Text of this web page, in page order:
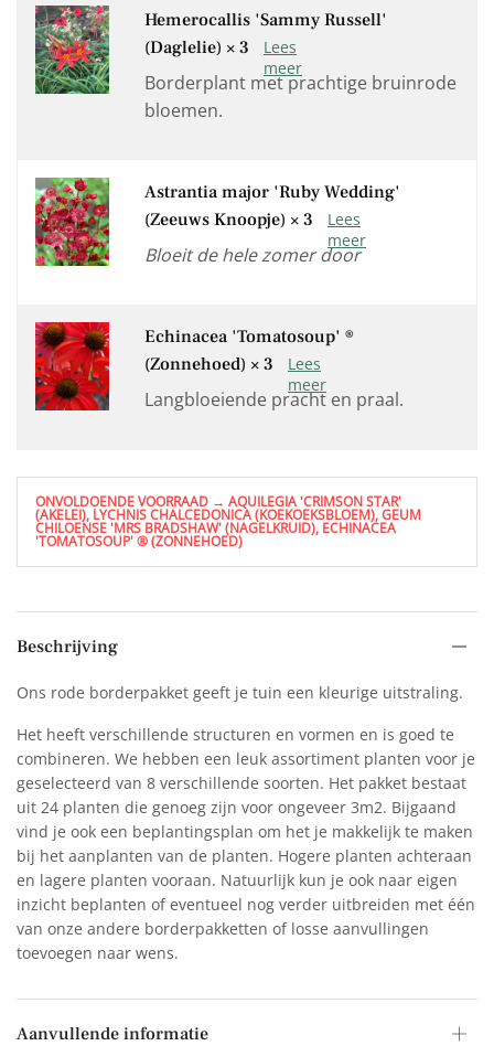
Hemerocallis 'Sammy Russell'
(Daglelie) × 3
Borderplant met prachtige bruinrode
bloemen.
Astrantia major 'Ruby Wedding'
(Zeeuws Knoopje) × 3
Bloeit de hele zomer door
Echinacea 'Tomatosoup' ®
(Zonnehoed) × 3
Langbloeiende pracht en praal.
ONVOLDOENDE VOORRAAD → AQUILEGIA 'CRIMSON STAR'
(AKELEI), LYCHNIS CHALCEDONICA (KOEKOEKSBLOEM), GEUM
CHILOENSE 'MRS BRADSHAW' (NAGELKRUID), ECHINACEA
'TOMATOSOUP' ® (ZONNEHOED)
Beschrijving
Ons rode borderpakket geeft je tuin een kleurige uitstraling.
Het heeft verschillende structuren en vormen en is goed te
combineren. We hebben een leuk assortiment planten voor je
geselecteerd van 8 verschillende soorten. Het pakket bestaat
uit 24 planten die genoeg zijn voor ongeveer 3m2. Bijgaand
vind je ook een beplantingsplan om het je makkelijk te maken
bij het aanplanten van de planten. Hogere planten achteraan
en lagere planten vooraan. Natuurlijk kun je ook naar eigen
inzicht beplanten of eventueel nog verder uitbreiden met één
van onze andere borderpakketten of losse aanvullingen
toevoegen naar wens.
Aanvullende informatie